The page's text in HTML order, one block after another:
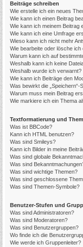
Beiträge schreiben
Wie erstelle ich ein neues
Wie kann ich einen Beitrag
Wie kann ich meinem Beitrag
Wie kann ich eine Umfrage
Wieso kann ich nicht mehr
Wie bearbeite oder lösche ich
Warum kann ich auf
Weshalb kann ich keine
Weshalb wurde ich verwarnt?
Wie kann ich Beiträge den
Was bewirkt die
Warum muss mein Beitrag
Wie markiere ich ein Thema
Textformatierung und
Was ist BBCode?
Kann ich HTML benutzen?
Was sind Smileys?
Kann ich Bilder in meine
Was sind globale
Was sind
Was sind wichtige Themen?
Was sind geschlossene
Was sind Themen-Symbole?
Benutzer-Stufen und
Was sind Administratoren?
Was sind Moderatoren?
Was sind Benutzergruppen?
Wo finde ich die
Wie werde ich Gruppenleiter?